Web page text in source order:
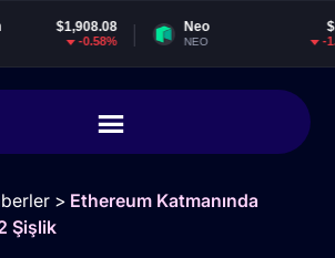
$1,908.08
-0.58%
Neo
NEO -1.39%
> Ethereum Katmanında
Şişlik